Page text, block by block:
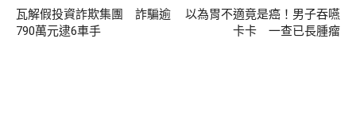
瓦解假投資詐欺集團 詐騙逾
790萬元逮6車手
以為胃不適竟是癌！男子吞嚥
卡卡 一查已長腫瘤